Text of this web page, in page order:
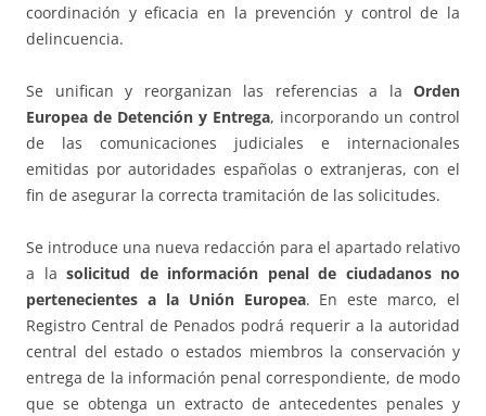
coordinación y eficacia en la prevención y control de la
delincuencia.
Se unifican y reorganizan las referencias a la Orden
Europea de Detención y Entrega, incorporando un control
de las comunicaciones judiciales e internacionales
emitidas por autoridades españolas o extranjeras, con el
fin de asegurar la correcta tramitación de las solicitudes.
Se introduce una nueva redacción para el apartado relativo
a la solicitud de información penal de ciudadanos no
pertenecientes a la Unión Europea. En este marco, el
Registro Central de Penados podrá requerir a la autoridad
central del estado o estados miembros la conservación y
entrega de la información penal correspondiente, de modo
que se obtenga un extracto de antecedentes penales y